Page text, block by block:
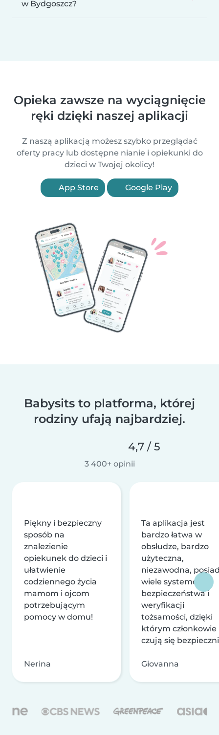
w Bydgoszcz?
Opieka zawsze na wyciągnięcie
ręki dzięki naszej aplikacji
Z naszą aplikacją możesz szybko przeglądać
oferty pracy lub dostępne nianie i opiekunki do
dzieci w Twojej okolicy!
App Store Google Play
Babysits to platforma, której
rodziny ufają najbardziej.
4,7 / 5
3 400+ opinii
Piękny i bezpieczny
sposób na
znalezienie
opiekunek do dzieci i
ułatwienie
codziennego życia
mamom i ojcom
potrzebującym
pomocy w domu!
Nerina
Ta aplikacja jest
bardzo łatwa w
obsłudze, bardzo
użyteczna,
niezawodna,
wiele systemów
bezpieczeństwa i
weryfikacji
tożsamości, dzięki
którym członkowie
czują się
Giovanna